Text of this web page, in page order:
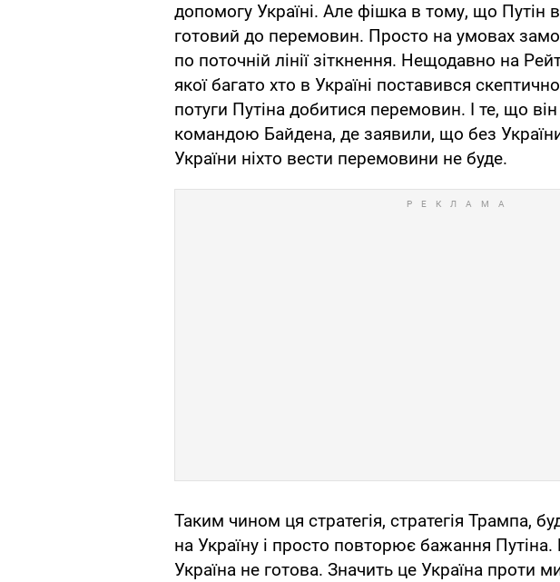
допомогу Україні. Але фішка в тому, що Путін
готовий до перемовин. Просто на умовах
по поточній лінії зіткнення. Нещодавно на
якої багато хто в Україні поставився
потуги Путіна добитися перемовин. І те, що
командою Байдена, де заявили, що без
України ніхто вести перемовини не буде.
Таким чином ця стратегія, стратегія Трампа,
на Україну і просто повторює бажання Путіна.
Україна не готова. Значить це Україна проти